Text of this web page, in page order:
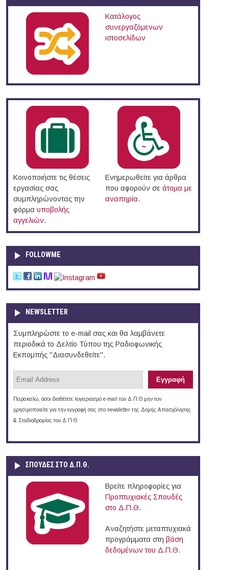
Κατάλογος
συνεργαζόμενων
ιστοσελίδων
Κοινοποιήστε τις θέσεις
εργασίας σας
συμπληρώνοντας την
φόρμα υποβολής
αγγελιών.
Ενημερωθείτε για άρθρα
που αφορούν σε άτομα με
αναπηρία.
FOLLOWME
NEWSLETTER
Συμπληρώστε το e-mail σας και θα λαμβάνετε
περιοδικά το Δελτίο Τύπου της Ραδιοφωνικής
Εκπομπής "Διασυνδεθείτε".
Παρακαλώ, όσοι διαθέτετε λογαριασμό e-mail του Δ.Π.Θ μην τον
χρησιμοποιείτε για την εγγραφή σας στο newsletter της Δομής Απασχόλησης
& Σταδιοδρομίας του Δ.Π.Θ.
ΣΠΟΥΔΈΣ ΣΤΟ Δ.Π.Θ.
Βρείτε πληροφορίες για
Προπτυχιακές Σπουδές
στο Δ.Π.Θ.
Αναζητήστε μεταπτυχιακά
προγράμματα στη βάση
δεδομένων του Δ.Π.Θ.